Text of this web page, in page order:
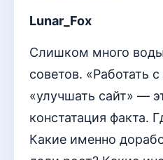
Lunar_Fox
Слишком много
советов. «Работать
«улучшать сайт» —
констатация факта.
Какие именно